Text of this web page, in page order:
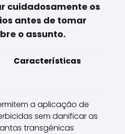
cuidadosamente os
antes de tomar
o assunto.
Características
a aplicação de
sem danificar as
transgênicas